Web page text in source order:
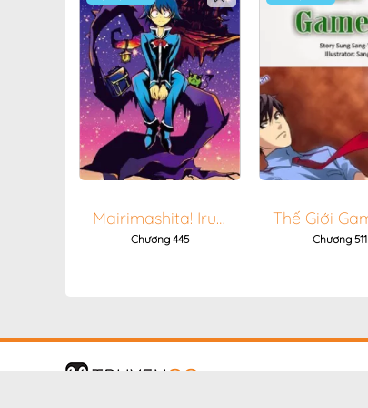
Chương 795
Chương 794
Chương 792
Chương 791
Chương 790
Chương 789
Chương 788
Chương 787
Chương 783
Chương 782
Mairimashita! Iruma-Kun
Chương 445 Chương 511